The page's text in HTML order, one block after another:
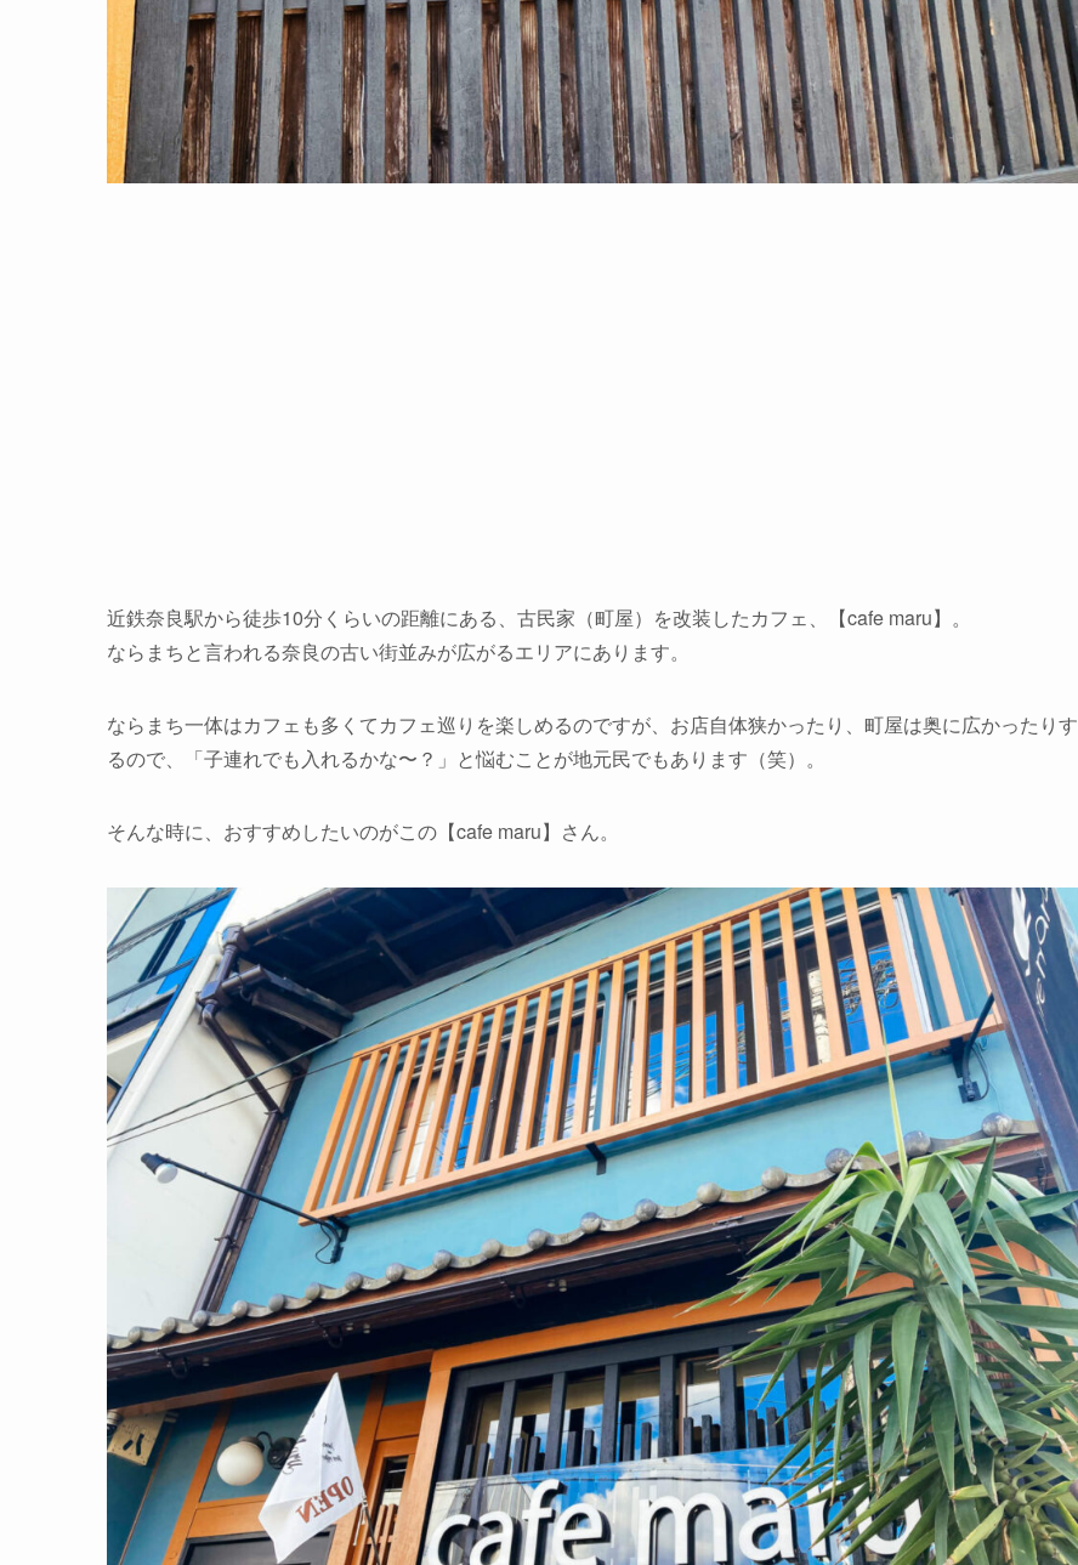
近鉄奈良駅から徒歩10分くらいの距離にある、古民家（町屋）を改装したカフェ、【cafe maru】。
ならまちと言われる奈良の古い街並みが広がるエリアにあります。
ならまち一体はカフェも多くてカフェ巡りを楽しめるのですが、お店自体狭かったり、町屋は奥に広かったりす
るので、「子連れでも入れるかな〜？」と悩むことが地元民でもあります（笑）。
そんな時に、おすすめしたいのがこの【cafe maru】さん。